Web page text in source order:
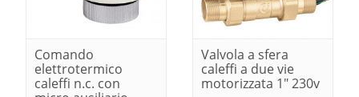
Comando
elettrotermico
caleffi n.c. con
Valvola a sfera
caleffi a due vie
motorizzata 1" 230v